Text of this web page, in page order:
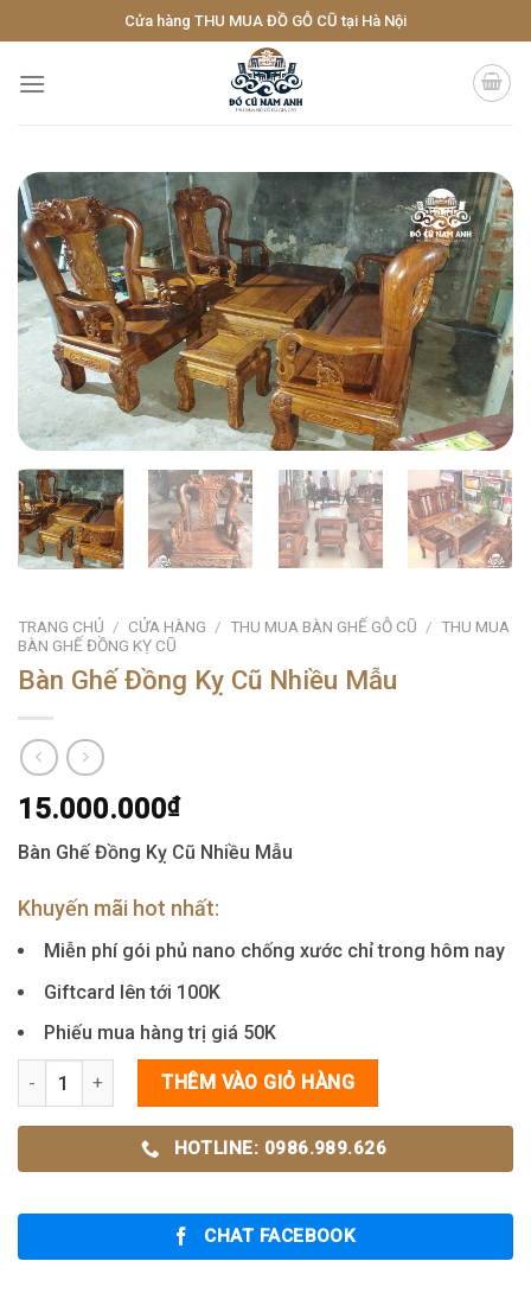
to
content
Cửa hàng THU MUA ĐỒ GỖ CŨ tại Hà Nội
TRANG CHỦ / CỬA HÀNG / THU MUA BÀN GHẾ GỖ CŨ / THU MUA
BÀN GHẾ ĐỒNG KỴ CŨ
Bàn Ghế Đồng Kỵ Cũ Nhiều Mẫu
15.000.000₫
Bàn Ghế Đồng Kỵ Cũ Nhiều Mẫu
Khuyến mãi hot nhất:
Miễn phí gói phủ nano chống xước chỉ trong hôm nay
Giftcard lên tới 100K
Phiếu mua hàng trị giá 50K
Bàn Ghế Đồng Kỵ Cũ Nhiều Mẫu số lượng
THÊM VÀO GIỎ HÀNG
HOTLINE: 0986.989.626
CHAT FACEBOOK